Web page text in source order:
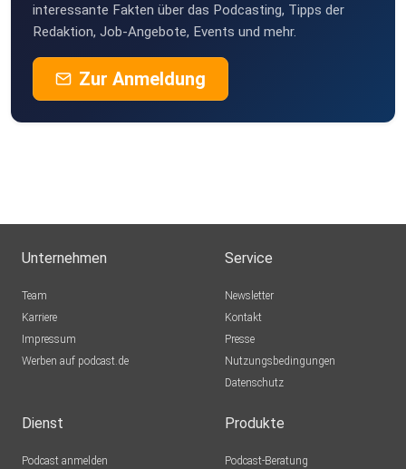
interessante Fakten über das Podcasting, Tipps der
Redaktion, Job-Angebote, Events und mehr.
Zur Anmeldung
Unternehmen
Team
Karriere
Impressum
Werben auf podcast.de
Service
Newsletter
Kontakt
Presse
Nutzungsbedingungen
Datenschutz
Dienst
Podcast anmelden
Produkte
Podcast-Beratung